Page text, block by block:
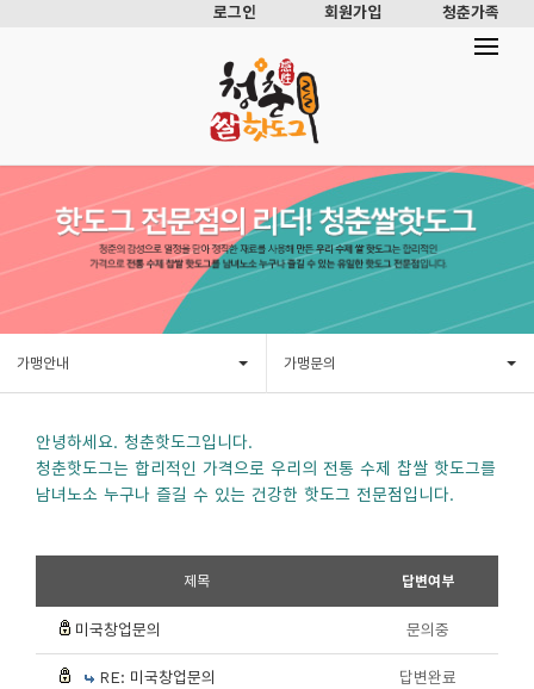
로그인 회원가입 청춘가족
가맹안내 가맹문의
안녕하세요. 청춘핫도그입니다.
청춘핫도그는 합리적인 가격으로 우리의 전통 수제 찹쌀 핫도그를
남녀노소 누구나 즐길 수 있는 건강한 핫도그 전문점입니다.
제목 답변여부
미국창업문의 문의중
RE: 미국창업문의 답변완료